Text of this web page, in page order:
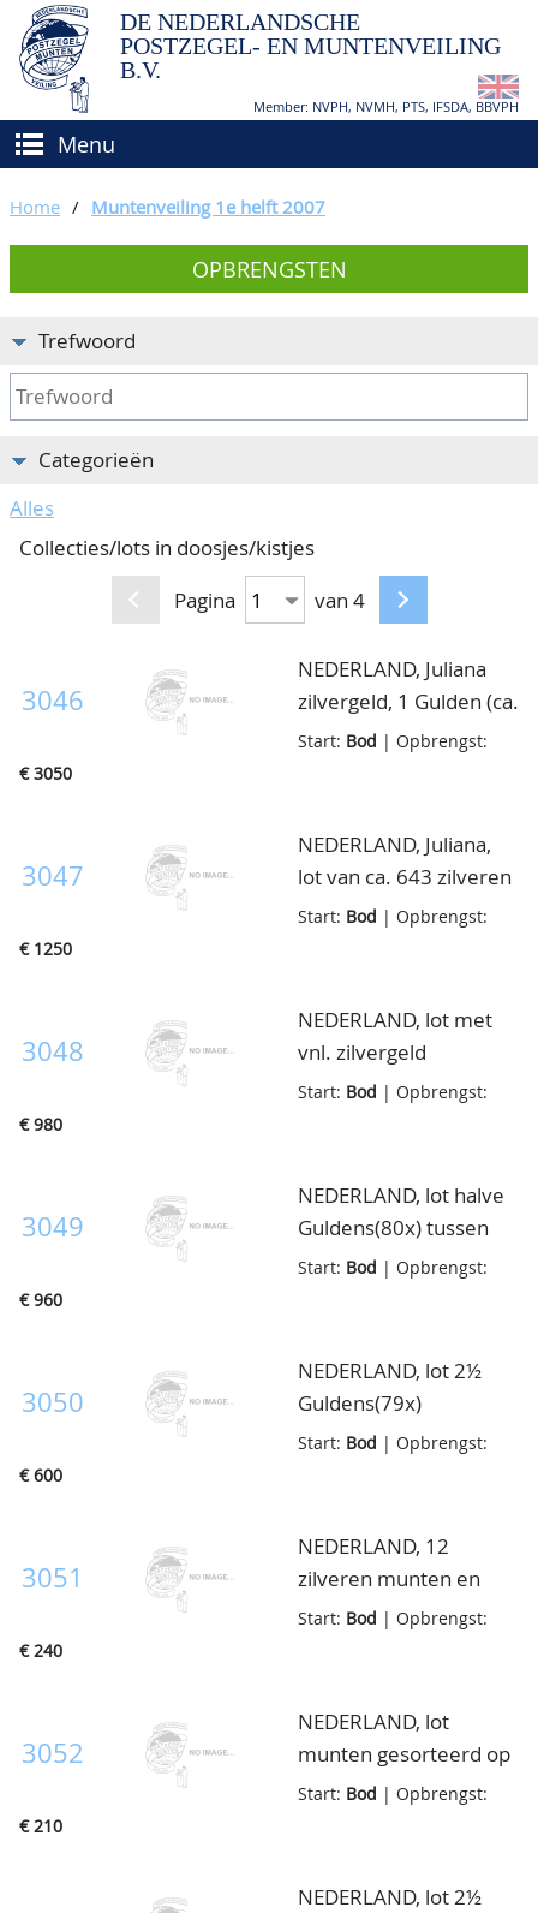
DE NEDERLANDSCHE
POSTZEGEL- EN MUNTENVEILING
B.V.
Member: NVPH, NVMH, PTS, IFSDA, BBVPH
Menu
(VER)KOPEN
Hoe verkopen?
Hoe kopen?
Voorwaarden
BIEDEN
TAXATIES
CATALOGI/OPBRENGSTEN
AGENDA
Ons Team
80 jarig bestaan
Home / Muntenveiling 1e helft 2007
OPBRENGSTEN
Trefwoord
Categorieën
Alles
Collecties/lots in doosjes/kistjes
Pagina
van 4
3046
NEDERLAND, Juliana
zilvergeld, 1 Gulden (ca.
1505ex.), (2½ Gulden
Start: Bod | Opbrengst:
€ 3050
3047
NEDERLAND, Juliana,
lot van ca. 643 zilveren
Guldens en 169
Start: Bod | Opbrengst:
€ 1250
3048
NEDERLAND, lot met
vnl. zilvergeld
Wilhelmina 10ct t/m 2½
ruim prachtig, groot
aantal, leuk
onuitgezocht lot, in
doos
Start: Bod | Opbrengst:
€ 980
3049
NEDERLAND, lot halve
Guldens(80x) tussen
1847 en 1919, in
1910(11x), in doosje
Start: Bod | Opbrengst:
€ 960
3050
NEDERLAND, lot 2½
Guldens(79x)
Wilhelmina, vnl. ca.
Start: Bod | Opbrengst:
€ 600
3051
NEDERLAND, 12
zilveren munten en
koperen muntje, alle
Start: Bod | Opbrengst:
€ 240
3052
NEDERLAND, lot
munten gesorteerd op
kaartjes met diverse
1898, 2½ cent 1883
Start: Bod | Opbrengst:
€ 210
NEDERLAND, lot 2½